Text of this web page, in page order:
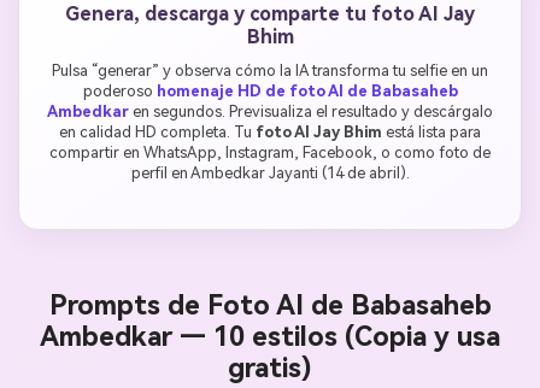
Genera, descarga y comparte tu foto AI Jay
Bhim
Pulsa “generar” y observa cómo la IA transforma tu selfie en un
poderoso homenaje HD de foto AI de Babasaheb
Ambedkar en segundos. Previsualiza el resultado y descárgalo
en calidad HD completa. Tu foto AI Jay Bhim está lista para
compartir en WhatsApp, Instagram, Facebook, o como foto de
perfil en Ambedkar Jayanti (14 de abril).
Prompts de Foto AI de Babasaheb
Ambedkar — 10 estilos (Copia y usa
gratis)